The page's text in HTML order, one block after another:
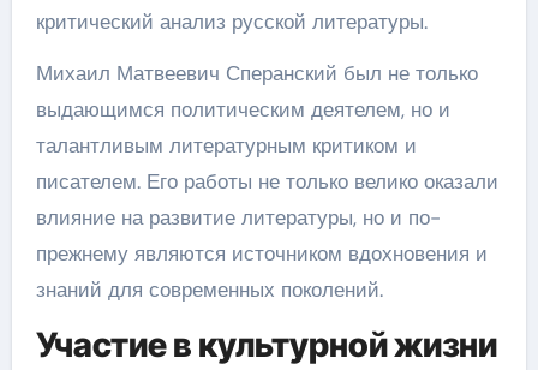
критический анализ русской литературы.
Михаил Матвеевич Сперанский был не только
выдающимся политическим деятелем, но и
талантливым литературным критиком и
писателем. Его работы не только велико оказали
влияние на развитие литературы, но и по-
прежнему являются источником вдохновения и
знаний для современных поколений.
Участие в культурной жизни